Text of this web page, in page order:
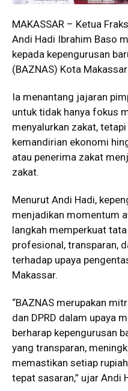
MAKASSAR – Ketua
Andi Hadi Ibrahim Baso
kepada kepengurusan
(BAZNAS) Kota
Ia menantang jajaran
untuk tidak hanya fokus
menyalurkan zakat,
kemandirian ekonomi
atau penerima zakat
zakat.
Menurut Andi Hadi,
menjadikan momentum
langkah memperkuat
profesional, transparan,
terhadap upaya
Makassar.
“BAZNAS merupakan
dan DPRD dalam upaya
berharap kepengurusan
yang transparan,
memastikan setiap
tepat sasaran,” ujar Andi